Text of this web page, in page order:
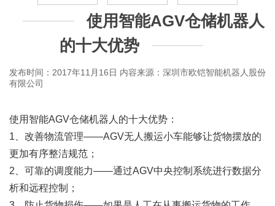
使用智能AGV仓储机器人
的十大优势
发布时间：2017年11月16日 内容来源：深圳市欧铠智能机器人股份
有限公司
使用智能AGV仓储机器人的十大优势：
1、改善物流管理——AGV无人搬运小车能够让货物摆放的
更加有序整洁规范；
2、可靠的调度能力——通过AGV中央控制系统进行数据分
析和远程控制；